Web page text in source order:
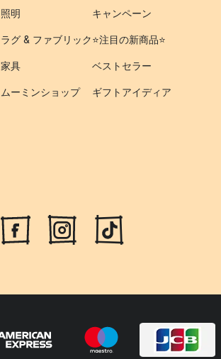
照明
ラグ & ファブリック
家具
ムーミンショップ
キャンペーン
⭐️注目の新商品⭐️
ベストセラー
ギフトアイディア